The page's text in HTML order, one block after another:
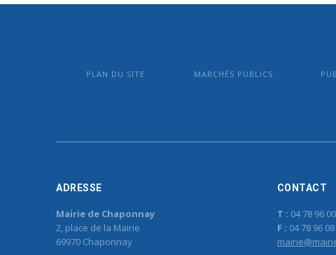
PLAN DU SITE MARCHÉS PUBLICS
ADRESSE
Mairie de Chaponnay
2, place de la Mairie
69970 Chaponnay
CONTACT
T : 04 78 96
F : 04 78 96 08